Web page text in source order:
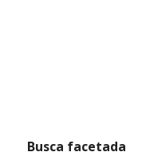
Busca facetada